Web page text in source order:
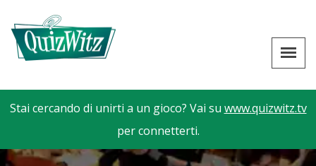
Stai cercando di unirti a un gioco? Vai su www.quizwitz.tv
per connetterti.